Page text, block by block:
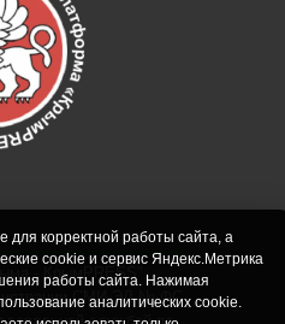
- КрымPRESS".
СМИ ЭЛ № ФС
корректной работы сайта, а
cookie и сервис Яндекс.Метрика
работы сайта. Нажимая
аналитических cookie.